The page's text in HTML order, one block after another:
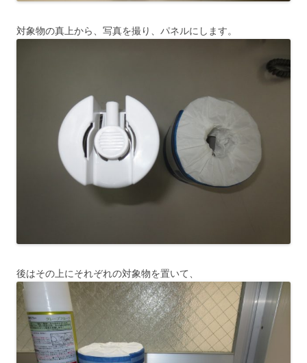
対象物の真上から、写真を撮り、パネルにします。
後はその上にそれぞれの対象物を置いて、